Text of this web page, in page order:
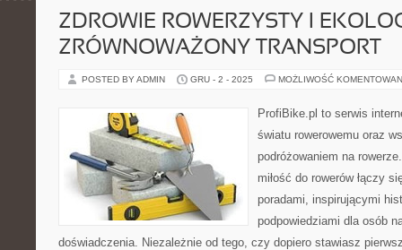
ZDROWIE ROWERZYSTY I
ZRÓWNOWAŻONY TRANSPORT
POSTED BY ADMIN GRU - 2 - 2025 MOŻLIWOŚĆ
ProfiBike.pl to serwis
światu rowerowemu oraz
podróżowaniem na
miłość do rowerów łączy
poradami, inspirującymi
podpowiedziami dla osób
doświadczenia. Niezależnie od tego, czy dopiero stawiasz